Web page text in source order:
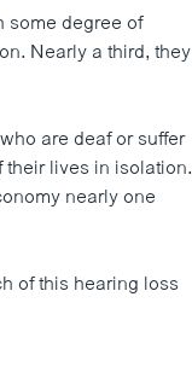
degree of
Nearly a third, they
are deaf or suffer
lives in isolation.
nearly one
of this hearing loss